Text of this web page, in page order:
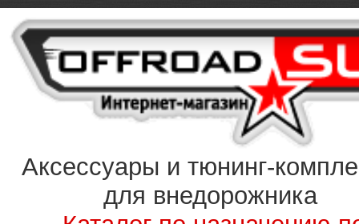
Аксессуары и тюнинг-
для внедорожника